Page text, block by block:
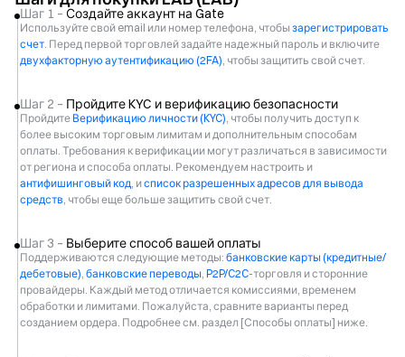
Шаг 1 – Создайте аккаунт на Gate
Используйте свой email или номер телефона, чтобы зарегистрировать
счет. Перед первой торговлей задайте надежный пароль и включите
двухфакторную аутентификацию (2FA), чтобы защитить свой счет.
Шаг 2 – Пройдите KYC и верификацию безопасности
Пройдите Верификацию личности (KYC), чтобы получить доступ к
более высоким торговым лимитам и дополнительным способам
оплаты. Требования к верификации могут различаться в зависимости
от региона и способа оплаты. Рекомендуем настроить и
антифишинговый код, исписок разрешенных адресов для вывода
средств, чтобы еще больше защитить свой счет.
Шаг 3 – Выберите способ вашей оплаты
Поддерживаются следующие методы: банковские карты (кредитные/
дебетовые), банковские переводы, P2P/C2C-торговля и сторонние
провайдеры. Каждый метод отличается комиссиями, временем
обработки и лимитами. Пожалуйста, сравните варианты перед
созданием ордера. Подробнее см. раздел [Способы оплаты] ниже.